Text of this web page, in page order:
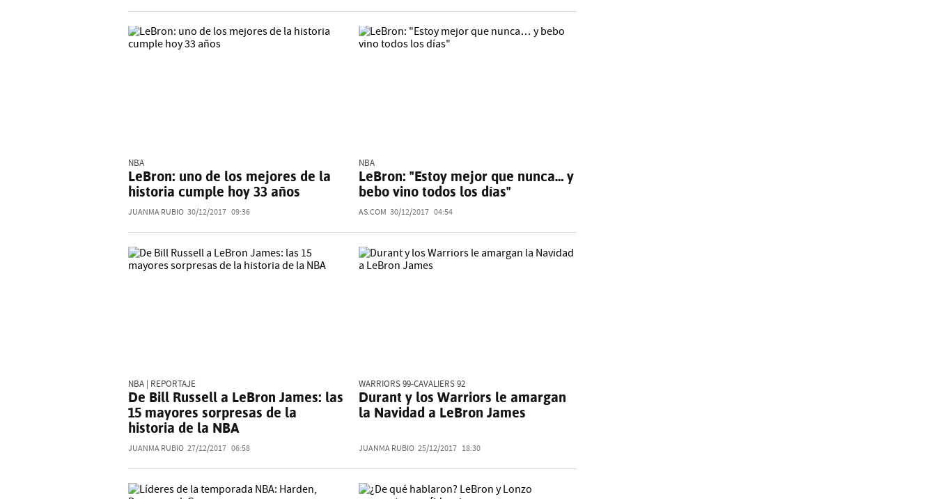
NBA
LeBron: uno de los mejores de la
historia cumple hoy 33 años
JUANMA RUBIO 30/12/2017 09:36
NBA
LeBron: "Estoy mejor que nunca… y
bebo vino todos los días"
AS.COM 30/12/2017 04:54
NBA | REPORTAJE
De Bill Russell a LeBron James: las
15 mayores sorpresas de la
historia de la NBA
JUANMA RUBIO 27/12/2017 06:58
WARRIORS 99-CAVALIERS 92
Durant y los Warriors le amargan
la Navidad a LeBron James
JUANMA RUBIO 25/12/2017 18:30